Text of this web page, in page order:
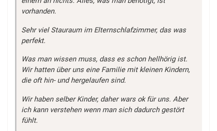
vorhanden.
Sehr viel Stauraum im Elternschlafzimmer, das was
perfekt.
Was man wissen muss, dass es schon hellhörig ist.
Wir hatten über uns eine Familie mit kleinen Kindern,
die oft hin- und hergelaufen sind.
Wir haben selber Kinder, daher wars ok für uns. Aber
ich kann verstehen wenn man sich dadurch gestört
fühlt.